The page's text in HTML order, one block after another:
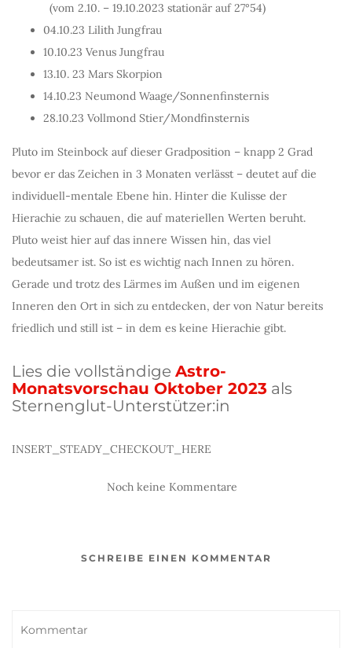
(vom 2.10. – 19.10.2023 stationär auf 27°54)
04.10.23 Lilith Jungfrau
10.10.23 Venus Jungfrau
13.10. 23 Mars Skorpion
14.10.23 Neumond Waage/Sonnenfinsternis
28.10.23 Vollmond Stier/Mondfinsternis
Pluto im Steinbock auf dieser Gradposition – knapp 2 Grad
bevor er das Zeichen in 3 Monaten verlässt – deutet auf die
individuell-mentale Ebene hin. Hinter die Kulisse der
Hierachie zu schauen, die auf materiellen Werten beruht.
Pluto weist hier auf das innere Wissen hin, das viel
bedeutsamer ist. So ist es wichtig nach Innen zu hören.
Gerade und trotz des Lärmes im Außen und im eigenen
Inneren den Ort in sich zu entdecken, der von Natur bereits
friedlich und still ist – in dem es keine Hierachie gibt.
Lies die vollständige Astro-
Monatsvorschau Oktober 2023 als
Sternenglut-Unterstützer:in
INSERT_STEADY_CHECKOUT_HERE
Noch keine Kommentare
SCHREIBE EINEN KOMMENTAR